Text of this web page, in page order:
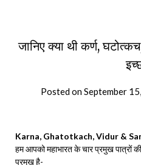
जानिए क्या थी कर्ण,
Posted onSeptember
Karna, Ghatotkach, Vidur &
हम आपको महाभारत के चार प्रमुख पात्रों
प्रमुख है-